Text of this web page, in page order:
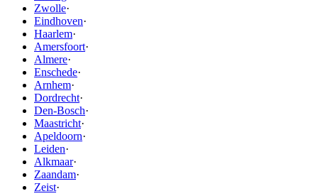
Zwolle·
Eindhoven·
Haarlem·
Amersfoort·
Almere·
Enschede·
Arnhem·
Dordrecht·
Den-Bosch·
Maastricht·
Apeldoorn·
Leiden·
Alkmaar·
Zaandam·
Zeist·